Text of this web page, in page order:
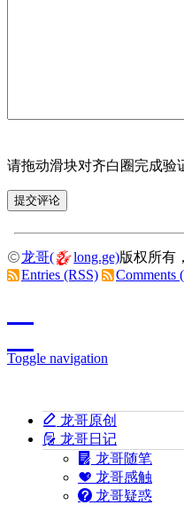
请拖动滑块对齐白圈完成验
龙哥( long.ge)版权所有
Entries (RSS)
Comments
Toggle navigation
龙哥原创
龙哥日记
龙哥随笔
龙哥感触
龙哥疑惑